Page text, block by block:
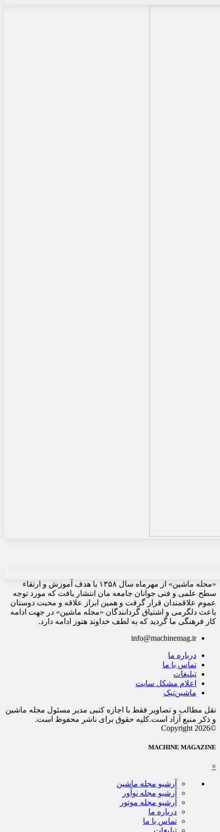
«مجله ماشین» از مهرماه سال ۱۳۵۸ با هدف آموزش و ارتقاء
سطح علمی و فنی جوانان جامعه مان انتشار یافت که مورد توجه
عموم علاقمندان قرار گرفت و همین ابراز علاقه و محبت دوستان
باعث دلگرمی و اشتیاق گردانندگان «مجله ماشین» در جهت ادامه
کار فرهنگی ما گردید که به لطف خداوند هنوز ادامه دارد.
info@machinemag.ir
درباره ما
تماس با ما
تبلیغات
اعلام مشکل سایت
ماشین‌تیک
نقل مطالب و تصاویر فقط با اجازه کتبی مدیر مسئول مجله ماشین
و ذکر منبع آزاد است.کلیه حقوق برای ناشر محفوظ است.
©Copyright 2026
MACHINE MAGAZINE
×
آرشیو مجله ماشین
آرشیو مجله نوآور
آرشیو مجله موتور
درباره ما
تماس با ما
تبلیغات